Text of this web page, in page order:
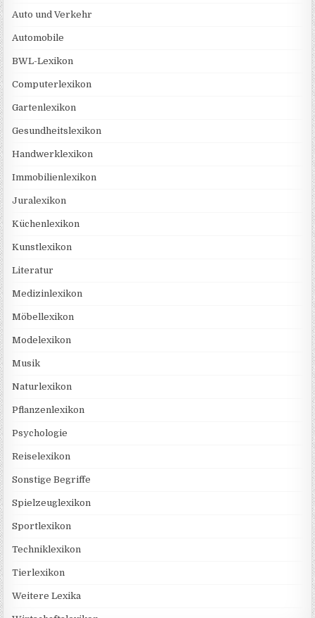
Auto und Verkehr
Automobile
BWL-Lexikon
Computerlexikon
Gartenlexikon
Gesundheitslexikon
Handwerklexikon
Immobilienlexikon
Juralexikon
Küchenlexikon
Kunstlexikon
Literatur
Medizinlexikon
Möbellexikon
Modelexikon
Musik
Naturlexikon
Pflanzenlexikon
Psychologie
Reiselexikon
Sonstige Begriffe
Spielzeuglexikon
Sportlexikon
Techniklexikon
Tierlexikon
Weitere Lexika